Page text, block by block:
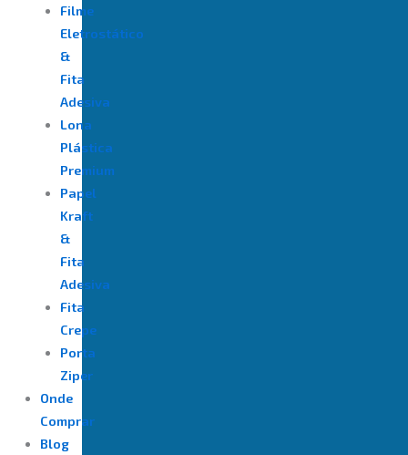
Filme
Eletrostático
&
Fita
Adesiva
⁠Lona
Plástica
Premium
Papel
Kraft
&
Fita
Adesiva
Fita
Crepe
Porta
Ziper
Onde
Comprar
Blog